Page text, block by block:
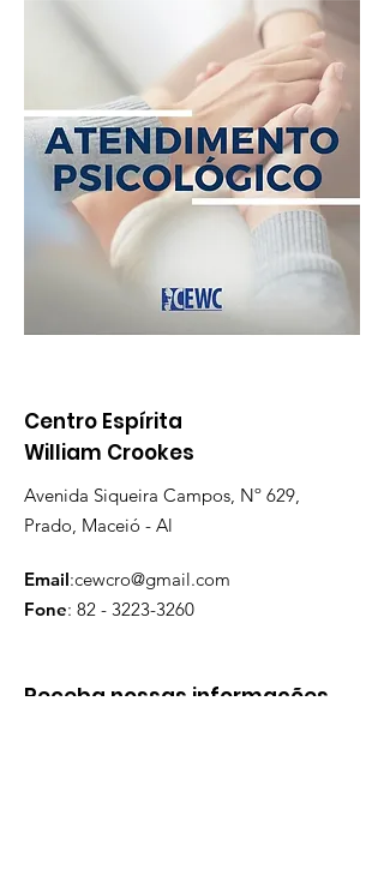
Centro Espírita
William Crookes
Avenida Siqueira Campos, Nº 629,
Prado, Maceió - Al
Email:cewcro@gmail.com
Fone: 82 - 3223-3260
Receba nossas informações